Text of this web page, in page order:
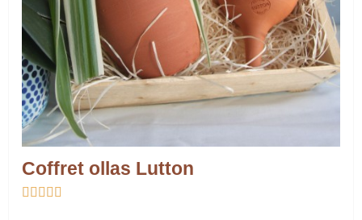
Coffret ollas Lutton
    